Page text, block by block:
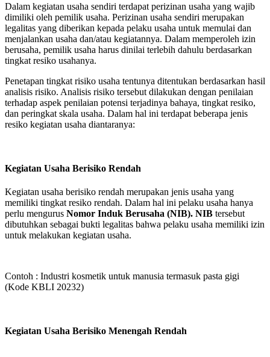
Dalam kegiatan usaha sendiri terdapat perizinan usaha yang wajib
dimiliki oleh pemilik usaha. Perizinan usaha sendiri merupakan
legalitas yang diberikan kepada pelaku usaha untuk memulai dan
menjalankan usaha dan/atau kegiatannya. Dalam memperoleh izin
berusaha, pemilik usaha harus dinilai terlebih dahulu berdasarkan
tingkat resiko usahanya.
Penetapan tingkat risiko usaha tentunya ditentukan berdasarkan hasil
analisis risiko. Analisis risiko tersebut dilakukan dengan penilaian
terhadap aspek penilaian potensi terjadinya bahaya, tingkat resiko,
dan peringkat skala usaha. Dalam hal ini terdapat beberapa jenis
resiko kegiatan usaha diantaranya:
Kegiatan Usaha Berisiko Rendah
Kegiatan usaha berisiko rendah merupakan jenis usaha yang
memiliki tingkat resiko rendah. Dalam hal ini pelaku usaha hanya
perlu mengurus Nomor Induk Berusaha (NIB). NIB tersebut
dibutuhkan sebagai bukti legalitas bahwa pelaku usaha memiliki izin
untuk melakukan kegiatan usaha.
Contoh : Industri kosmetik untuk manusia termasuk pasta gigi
(Kode KBLI 20232)
Kegiatan Usaha Berisiko Menengah Rendah